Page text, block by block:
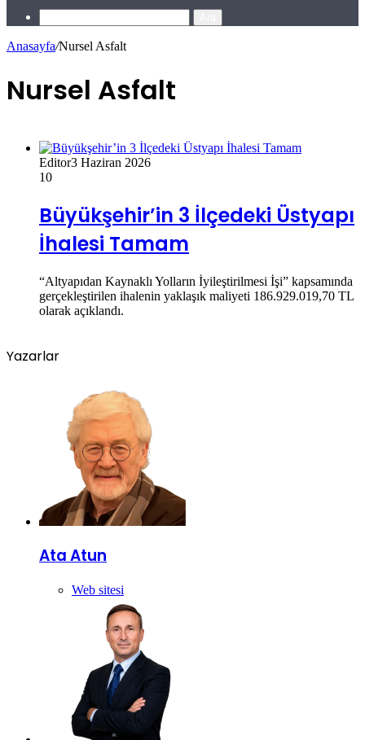
Anasayfa/Nursel Asfalt
Nursel Asfalt
Editor3 Haziran 2026
10
Büyükşehir’in 3 İlçedeki Üstyapı
İhalesi Tamam
“Altyapıdan Kaynaklı Yolların İyileştirilmesi İşi” kapsamında
gerçekleştirilen ihalenin yaklaşık maliyeti 186.929.019,70 TL
olarak açıklandı.
Yazarlar
Ata Atun
Web sitesi